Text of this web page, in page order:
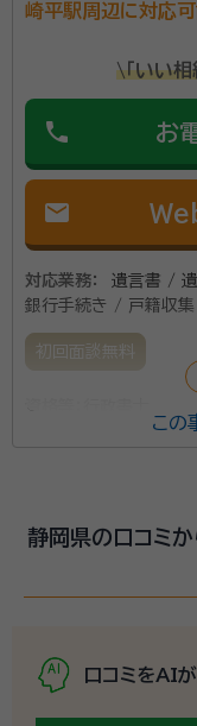
崎平駅周辺に対応
\「いい
phone お
mail
対応業務：
遺言書 /
銀行手続き / 戸籍収
初回面談無料
この
静岡県の口コミか
口コミをAI